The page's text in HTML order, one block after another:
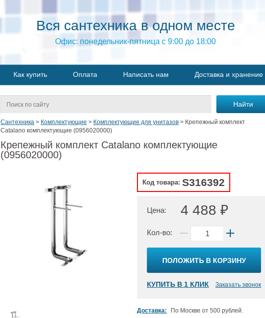
Вся сантехника в одном месте
Офис: понедельник-пятница с 9:00 до 18:00
Как купить Оплата Написать нам Доставка и хранение
Сантехника > Комплектующие > Комплектующие для унитазов > Крепежный комплект
Catalano комплектующие (0956020000)
Крепежный комплект Catalano комплектующие
(0956020000)
Код товара: S316392
Цена: 4 488 ₽
Кол-во:
ПОЛОЖИТЬ В КОРЗИНУ
КУПИТЬ В 1 КЛИК Заказать звонок
Доставка: По Москве от 500 рублей.